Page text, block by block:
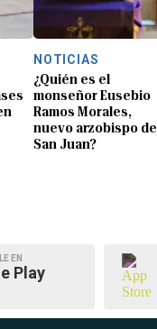
NOTICIAS
¿Quién es el
monseñor Eusebio
Ramos Morales,
nuevo arzobispo de
San Juan?
EN
Play